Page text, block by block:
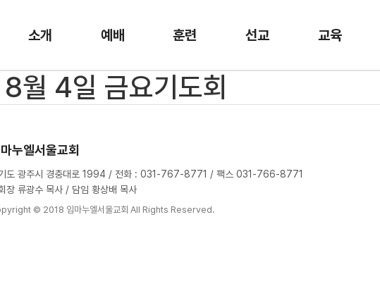
소개 예배 훈련 선교 교육
월 4일 금요기도회
누엘서울교회
도 광주시 경충대로 1994 / 전화 : 031-767-8771 / 팩스 031-766-8771
장 류광수 목사 / 담임 황상배 목사
© 2018 임마누엘서울교회 All Rights Reserved.